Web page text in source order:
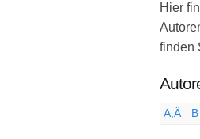
Hier
finden
A,Ä B